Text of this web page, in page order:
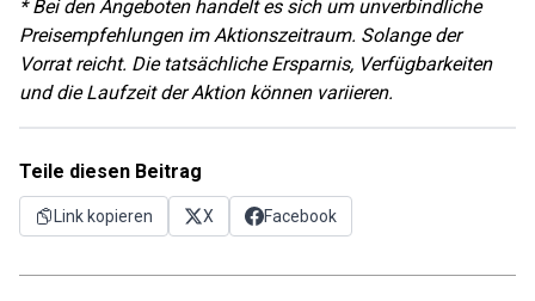
* Bei den Angeboten handelt es sich um unverbindliche
Preisempfehlungen im Aktionszeitraum. Solange der
Vorrat reicht. Die tatsächliche Ersparnis, Verfügbarkeiten
und die Laufzeit der Aktion können variieren.
Teile diesen Beitrag
Link kopieren X Facebook